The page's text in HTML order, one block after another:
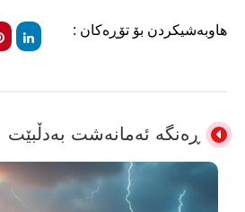
هاوبەشیکردن بۆ تۆڕەکان :
ڕەنگە ئەمانەشت بەدڵبێت